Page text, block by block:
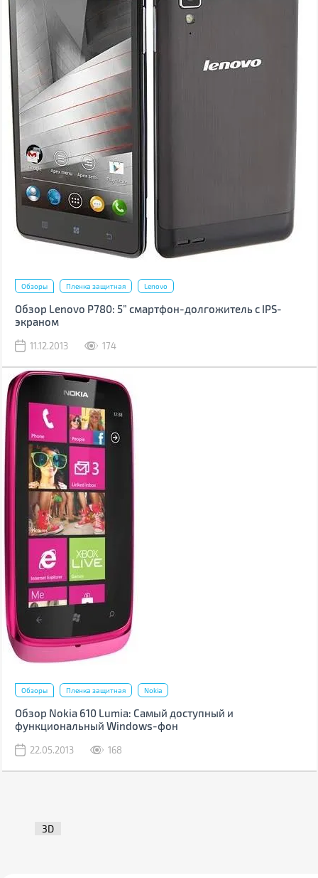
Обзоры Пленка защитная Lenovo
Обзор Lenovo P780: 5” смартфон-долгожитель с IPS-
экраном
11.12.2013 174
Обзоры Пленка защитная Nokia
Обзор Nokia 610 Lumia: Самый доступный и
функциональный Windows-фон
22.05.2013 168
3D